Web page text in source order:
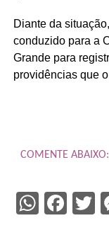
Diante da
conduzido para a
Grande para
providências que
COMENTE ABAIXO: